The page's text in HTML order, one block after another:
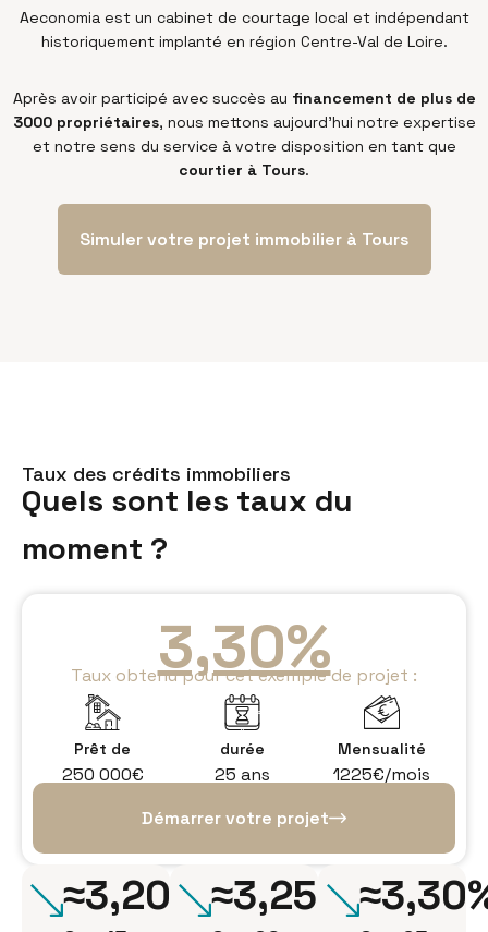
Aeconomia est un cabinet de courtage local et indépendant
historiquement implanté en région Centre-Val de Loire.
Après avoir participé avec succès au financement de plus de
3000 propriétaires, nous mettons aujourd’hui notre expertise
et notre sens du service à votre disposition en tant que
courtier à Tours.
Simuler votre projet immobilier à Tours
Taux des crédits immobiliers
Quels sont les taux du
moment ?
3,30%
Taux obtenu pour cet exemple de projet :
Prêt de
250 000€
durée
25 ans
Mensualité
1225€/mois
Démarrer votre projet
≈3,20%≈3,25%